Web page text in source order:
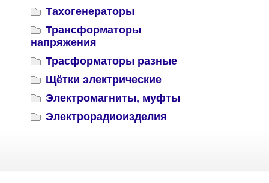
Тахогенераторы
Трансформаторы
напряжения
Трасформаторы разные
Щётки электрические
Электромагниты, муфты
Электрорадиоизделия